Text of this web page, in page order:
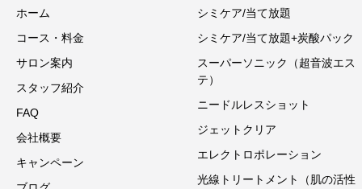
ホーム
コース・料金
サロン案内
スタッフ紹介
FAQ
会社概要
キャンペーン
シミケア/当て放題
シミケア/当て放題+炭酸パック
スーパーソニック（超音波エス
テ）
ニードルレスショット
ジェットクリア
エレクトロポレーション
光線トリートメント（肌の活性